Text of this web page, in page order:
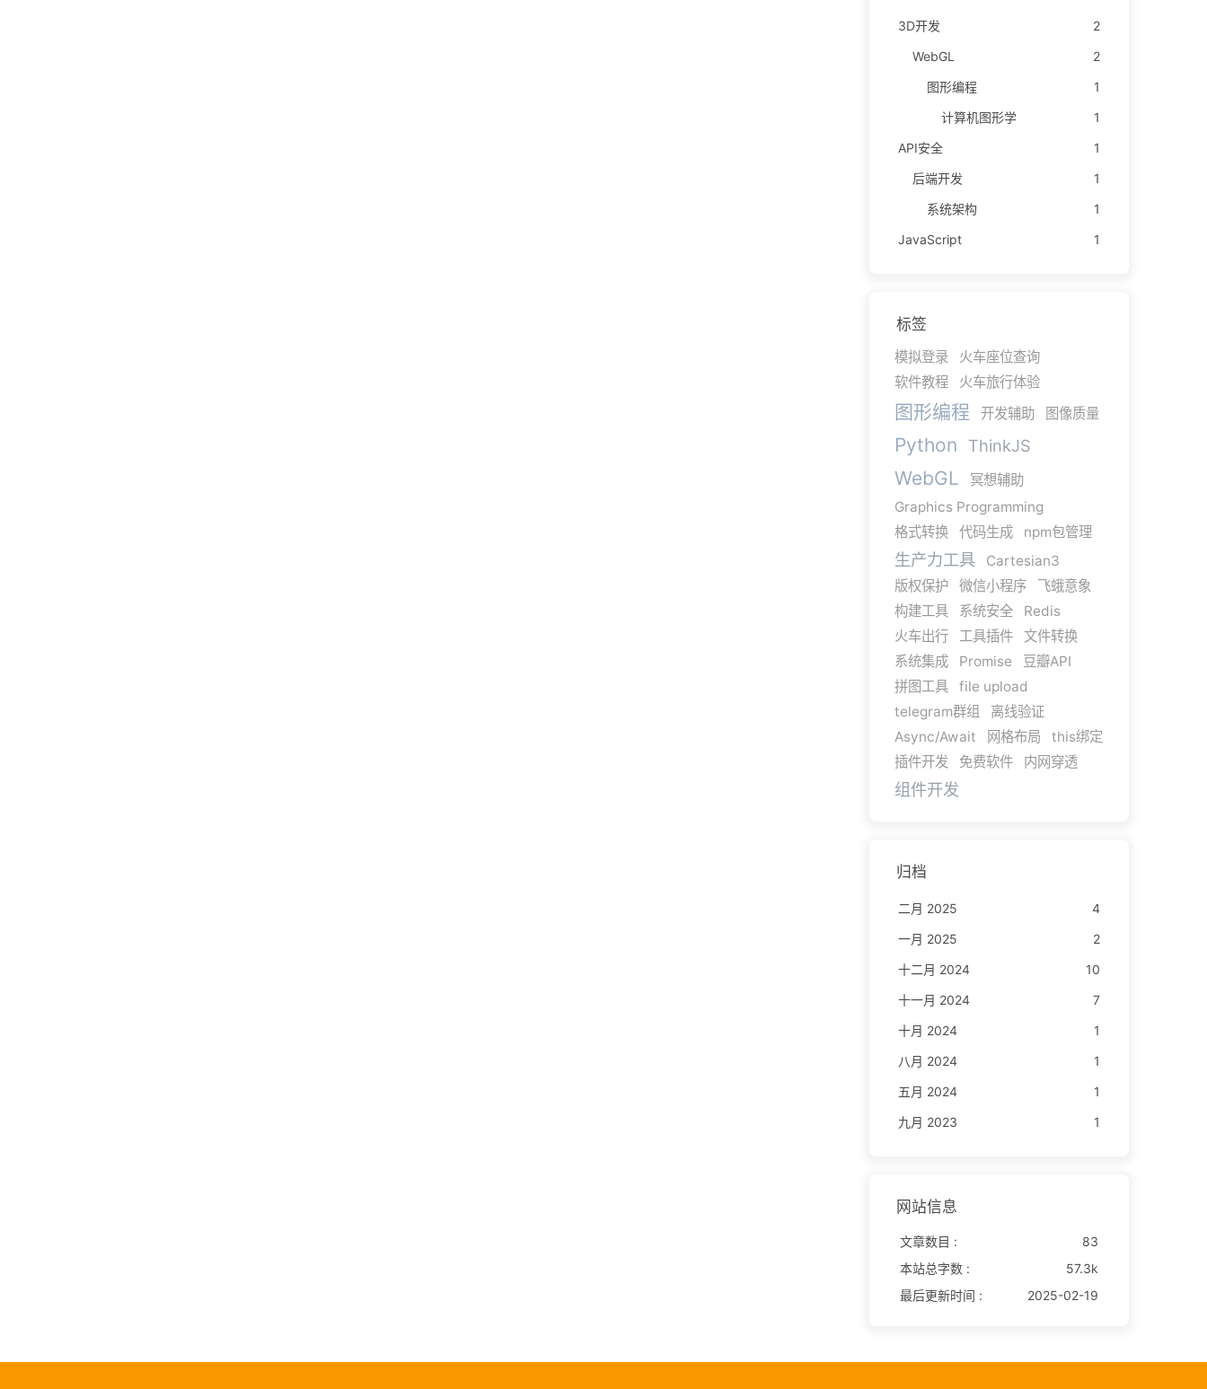
3D开发
2
WebGL
2
图形编程
1
计算机图形学
1
API安全
1
后端开发
1
系统架构
1
JavaScript
1
标签
模拟登录
火车座位查询
软件教程
火车旅行体验
图形编程 开发辅助 图像质量
Python ThinkJS
WebGL
冥想辅助
Graphics Programming
格式转换
代码生成 npm包管理
生产力工具
Cartesian3
版权保护
微信小程序
飞蛾意象
构建工具
系统安全
Redis
火车出行
工具插件
文件转换
系统集成
Promise
豆瓣API
拼图工具
file upload
telegram群组
离线验证
Async/Await
网格布局
this绑定
插件开发
免费软件 内网穿透
组件开发
归档
二月 2025
4
一月 2025
2
十二月 2024
10
十一月 2024
7
十月 2024
1
八月 2024
1
五月 2024
1
九月 2023
1
网站信息
文章数目 :
83
本站总字数 :
57.3k
最后更新时间 :
2025-02-19